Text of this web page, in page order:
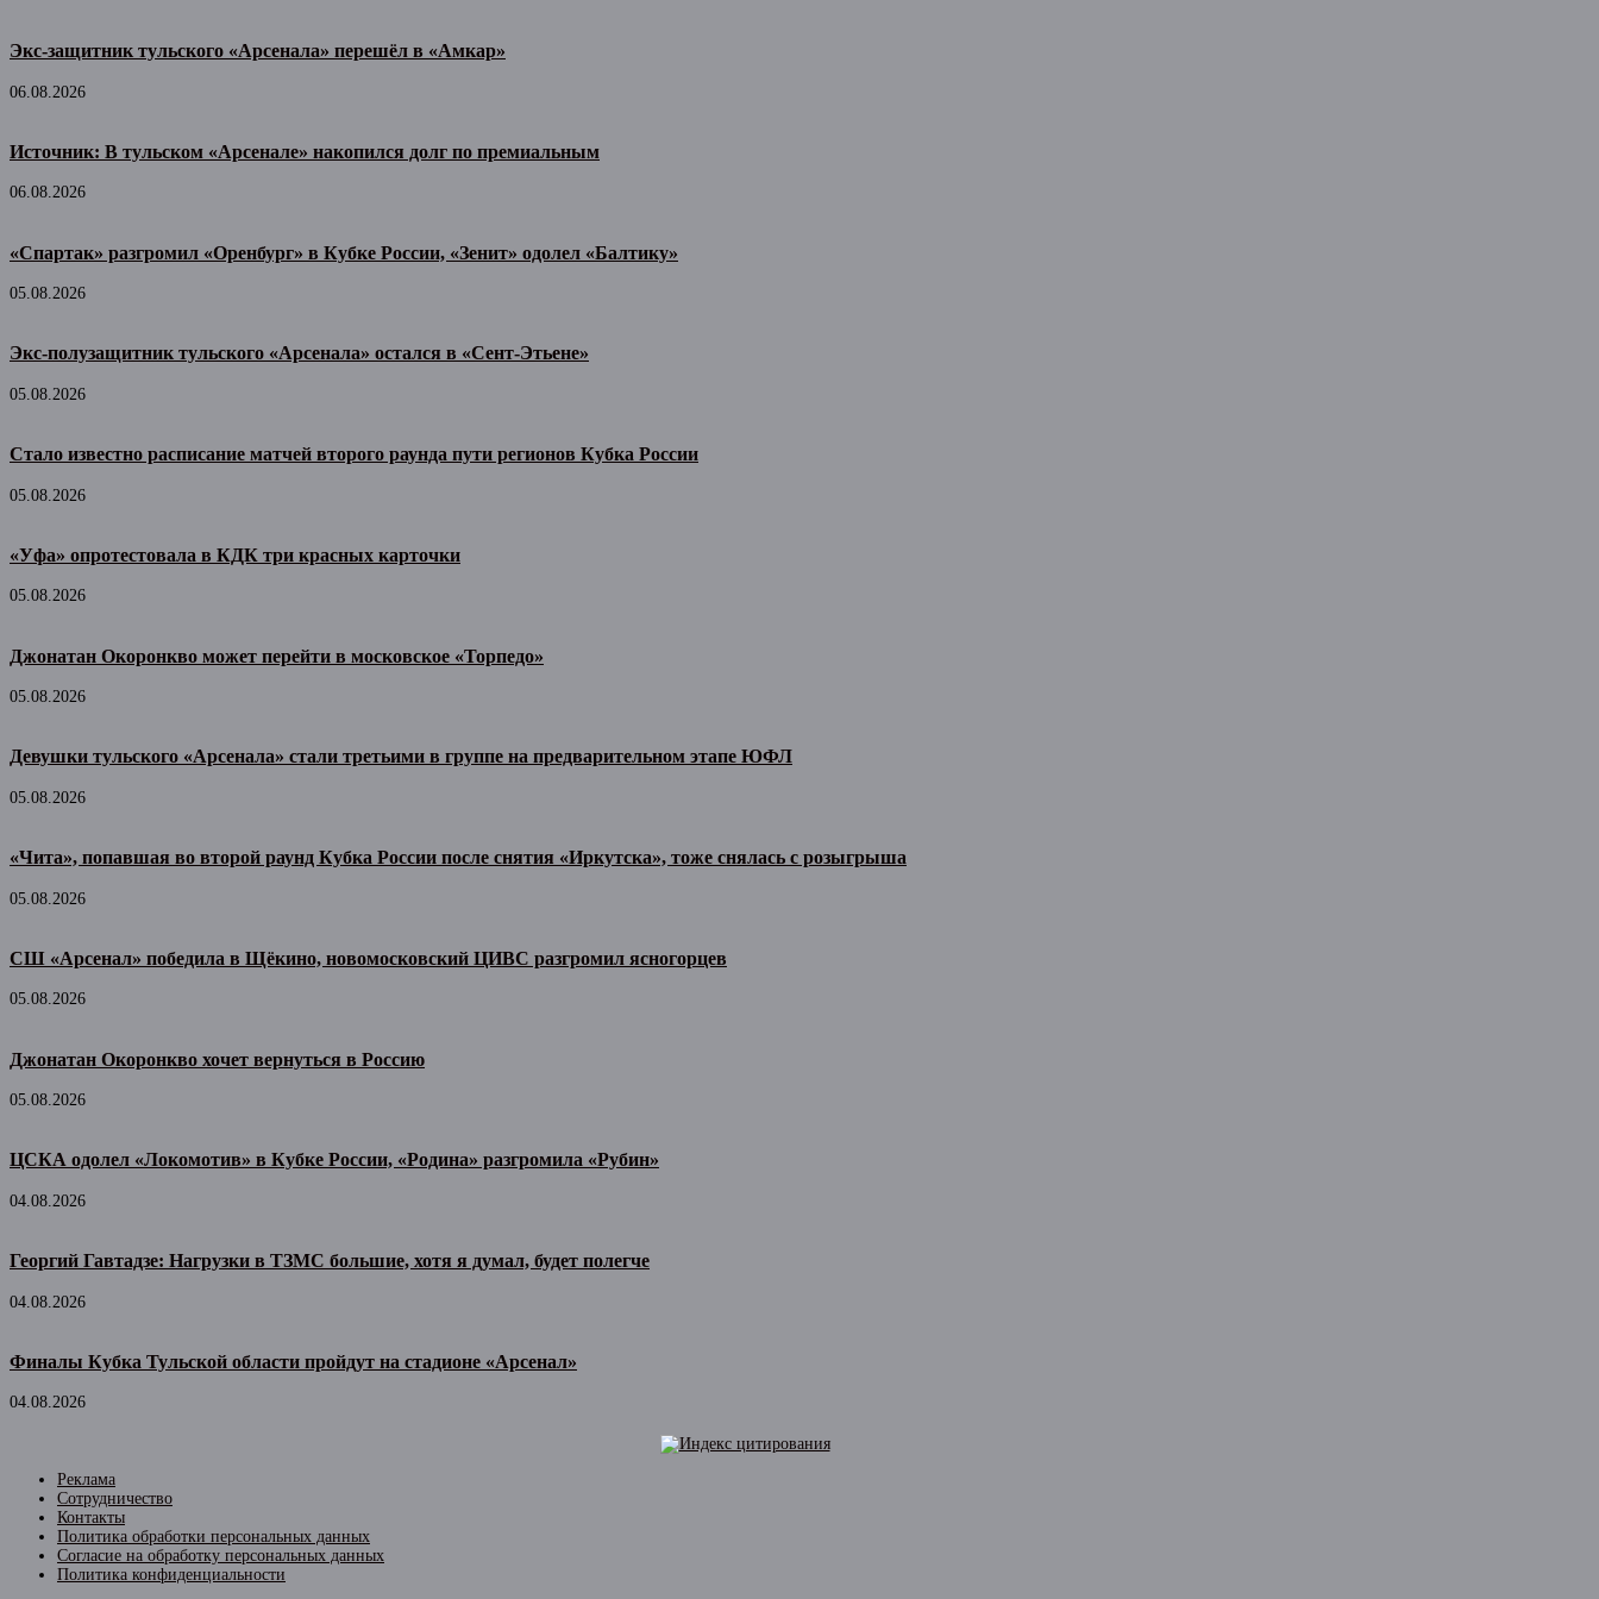
Экс-защитник тульского «Арсенала» перешёл в «Амкар»
06.08.2026
Источник: В тульском «Арсенале» накопился долг по премиальным
06.08.2026
«Спартак» разгромил «Оренбург» в Кубке России, «Зенит» одолел «Балтику»
05.08.2026
Экс-полузащитник тульского «Арсенала» остался в «Сент-Этьене»
05.08.2026
Стало известно расписание матчей второго раунда пути регионов Кубка России
05.08.2026
«Уфа» опротестовала в КДК три красных карточки
05.08.2026
Джонатан Окоронкво может перейти в московское «Торпедо»
05.08.2026
Девушки тульского «Арсенала» стали третьими в группе на предварительном этапе ЮФЛ
05.08.2026
«Чита», попавшая во второй раунд Кубка России после снятия «Иркутска», тоже снялась с розыгрыша
05.08.2026
СШ «Арсенал» победила в Щёкино, новомосковский ЦИВС разгромил ясногорцев
05.08.2026
Джонатан Окоронкво хочет вернуться в Россию
05.08.2026
ЦСКА одолел «Локомотив» в Кубке России, «Родина» разгромила «Рубин»
04.08.2026
Георгий Гавтадзе: Нагрузки в ТЗМС большие, хотя я думал, будет полегче
04.08.2026
Финалы Кубка Тульской области пройдут на стадионе «Арсенал»
04.08.2026
Реклама
Сотрудничество
Контакты
Политика обработки персональных данных
Согласие на обработку персональных данных
Политика конфиденциальности